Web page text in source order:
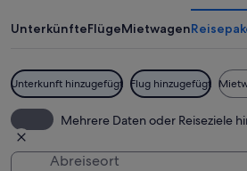
UnterkünfteFlügeMietwagen
Unterkunft hinzugefügt Flug hinzugefügt
Mehrere Daten oder Reiseziele
Abreiseort